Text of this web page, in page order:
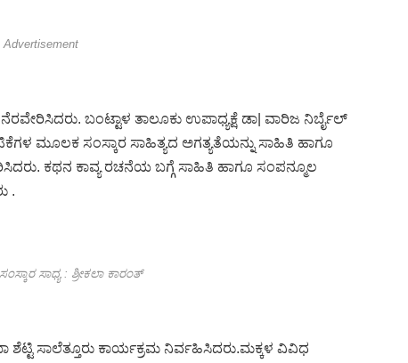
Advertisement
ಬಂಟ್ಟಾಳ ತಾಲೂಕು ಉಪಾಧ್ಯಕ್ಷೆ ಡಾ| ವಾರಿಜ ನಿರ್ಬೈಲ್
ಮೂಲಕ ಸಂಸ್ಕಾರ ಸಾಹಿತ್ಯದ ಅಗತ್ಯತೆಯನ್ನು ಸಾಹಿತಿ ಹಾಗೂ
ಕಥನ ಕಾವ್ಯ ರಚನೆಯ ಬಗ್ಗೆ ಸಾಹಿತಿ ಹಾಗೂ ಸಂಪನ್ಮೂಲ
.
ಸಾಧ್ಯ : ಶ್ರೀಕಲಾ ಕಾರಂತ್
ಸಾಲೆತ್ತೂರು ಕಾರ್ಯಕ್ರಮ ನಿರ್ವಹಿಸಿದರು.ಮಕ್ಕಳ ವಿವಿಧ